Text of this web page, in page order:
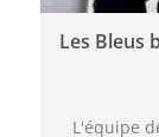
Les Bleus
L'équipe